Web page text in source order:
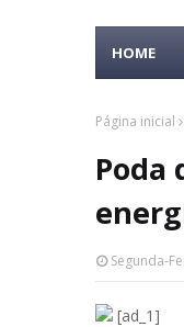
HOME
Página inicial
Poda
Segunda-
[ad_1]